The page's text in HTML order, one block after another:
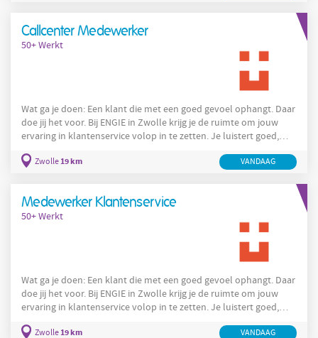
werken. Je komt terecht in een betrokken team
Callcenter Medewerker
50+ Werkt
Wat ga je doen: Een klant die met een goed gevoel ophangt. Daar
doe jij het voor. Bij ENGIE in Zwolle krijg je de ruimte om jouw
ervaring in klantenservice volop in te zetten. Je luistert goed,
ervaring maakt het verschil! Daar staat natuurlijk ook iets
werken. Je komt terecht in een betrokken team
Zwolle19 km VANDAAG
Medewerker Klantenservice
50+ Werkt
Wat ga je doen: Een klant die met een goed gevoel ophangt. Daar
doe jij het voor. Bij ENGIE in Zwolle krijg je de ruimte om jouw
ervaring in klantenservice volop in te zetten. Je luistert goed,
ervaring maakt het verschil! Daar staat natuurlijk ook iets
Zwolle19 km VANDAAG